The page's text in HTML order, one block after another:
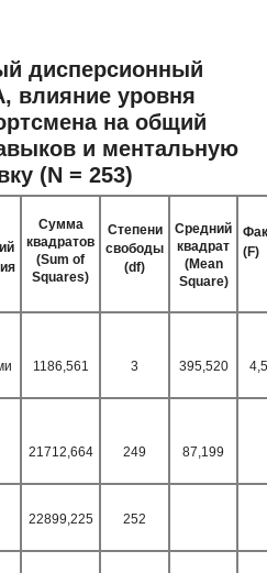
дисперсионный
влияние уровня
на общий
и ментальную
(N = 253)
Сумма
квадратов
(Sum of
Squares)
Степени
свободы
(df)
Средний
квадрат
(Mean
Square)
(F)
1186,561 3 395,520
21712,664 249 87,199
22899,225 252